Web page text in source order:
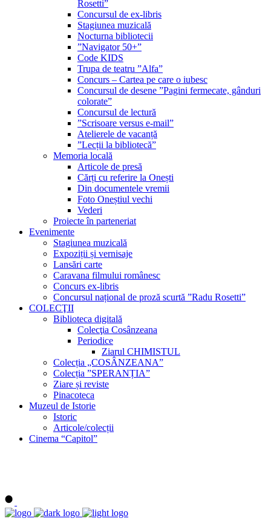
Rosetti”
Concursul de ex-libris
Stagiunea muzicală
Nocturna bibliotecii
”Navigator 50+”
Code KIDS
Trupa de teatru ”Alfa”
Concurs – Cartea pe care o iubesc
Concursul de desene ”Pagini fermecate, gânduri
colorate”
Concursul de lectură
”Scrisoare versus e-mail”
Atelierele de vacanță
”Lecții la bibliotecă”
Memoria locală
Articole de presă
Cărți cu referire la Onești
Din documentele vremii
Foto Oneștiul vechi
Vederi
Proiecte în parteneriat
Evenimente
Stagiunea muzicală
Expoziții și vernisaje
Lansări carte
Caravana filmului românesc
Concurs ex-libris
Concursul național de proză scurtă ”Radu Rosetti”
COLECŢII
Biblioteca digitală
Colecţia Cosânzeana
Periodice
Ziarul CHIMISTUL
Colecția „COSÂNZEANA”
Colecția ”SPERANȚIA”
Ziare și reviste
Pinacoteca
Muzeul de Istorie
Istoric
Articole/colecții
Cinema “Capitol”